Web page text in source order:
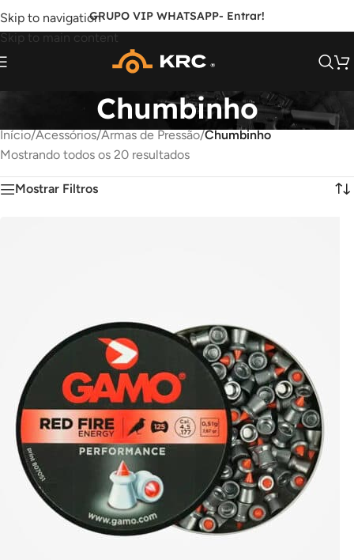
Skip to navigation
Skip to main content
GRUPO VIP WHATSAPP- Entrar!
Chumbinho
Início/Acessórios/Armas de Pressão/Chumbinho
Mostrando todos os 20 resultados
Mostrar Filtros